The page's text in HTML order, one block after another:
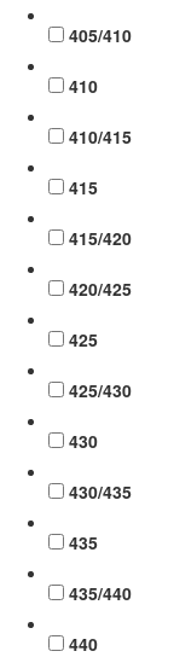
405/410
410
410/415
415
415/420
420/425
425
425/430
430
430/435
435
435/440
440